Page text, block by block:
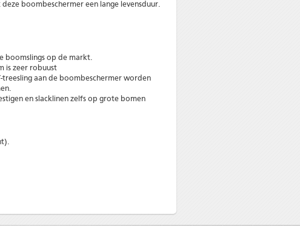
boombeschermer een lange levensduur.
boomslings op de markt.
is zeer robuust
treesling aan de boombeschermer worden
en slacklinen zelfs op grote bomen